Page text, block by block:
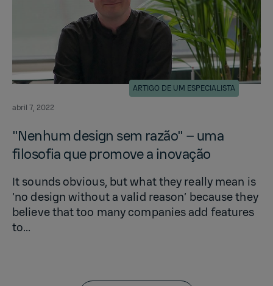
abril 7, 2022
ARTIGO DE UM ESPECIALISTA
"Nen­hum de­sign sem razão" – uma
filosofia que pro­move a inovação
It sounds obvious, but what they really mean is
‘no design without a valid reason’ because they
believe that too many companies add features
to...